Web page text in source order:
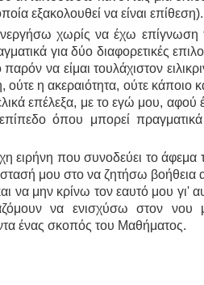
εξακολουθεί να είναι επίθεση).
χωρίς να έχω επίγνωση
για δύο διαφορετικές
να είμαι τουλάχιστον
η ακεραιότητα, ούτε κάποιο
επέλεξα, με το εγώ μου, αφού
όπου μπορεί
ειρήνη που συνοδεύει το άφεμα
μου στο να ζητήσω βοήθεια
μην κρίνω τον εαυτό μου γι'
να ενισχύσω στον νου
ένας σκοπός του Μαθήματος.